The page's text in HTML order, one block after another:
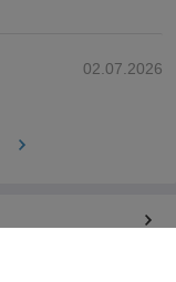
02.07.2026